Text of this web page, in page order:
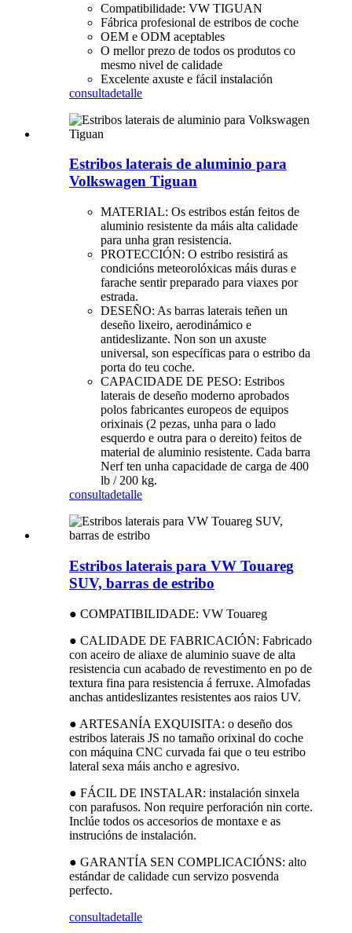
Compatibilidade: VW TIGUAN
Fábrica profesional de estribos de coche
OEM e ODM aceptables
O mellor prezo de todos os produtos co
mesmo nivel de calidade
Excelente axuste e fácil instalación
consultadetalle
Estribos laterais de aluminio para
Volkswagen Tiguan
MATERIAL: Os estribos están feitos de
aluminio resistente da máis alta calidade
para unha gran resistencia.
PROTECCIÓN: O estribo resistirá as
condicións meteorolóxicas máis duras e
farache sentir preparado para viaxes por
estrada.
DESEÑO: As barras laterais teñen un
deseño lixeiro, aerodinámico e
antideslizante. Non son un axuste
universal, son específicas para o estribo da
porta do teu coche.
CAPACIDADE DE PESO: Estribos
laterais de deseño moderno aprobados
polos fabricantes europeos de equipos
orixinais (2 pezas, unha para o lado
esquerdo e outra para o dereito) feitos de
material de aluminio resistente. Cada barra
Nerf ten unha capacidade de carga de 400
lb / 200 kg.
consultadetalle
Estribos laterais para VW Touareg
SUV, barras de estribo
● COMPATIBILIDADE: VW Touareg
● CALIDADE DE FABRICACIÓN: Fabricado
con aceiro de aliaxe de aluminio suave de alta
resistencia cun acabado de revestimento en po de
textura fina para resistencia á ferruxe. Almofadas
anchas antideslizantes resistentes aos raios UV.
● ARTESANÍA EXQUISITA: o deseño dos
estribos laterais JS no tamaño orixinal do coche
con máquina CNC curvada fai que o teu estribo
lateral sexa máis ancho e agresivo.
● FÁCIL DE INSTALAR: instalación sinxela
con parafusos. Non require perforación nin corte.
Inclúe todos os accesorios de montaxe e as
instrucións de instalación.
● GARANTÍA SEN COMPLICACIÓNS: alto
estándar de calidade cun servizo posvenda
perfecto.
consultadetalle